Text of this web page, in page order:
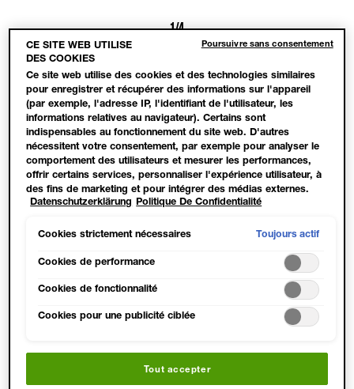
1/4
8 FRAGRANCES IRRÉSISTIBLES
Chacune des nuances est associée à un parfum exclusif,
transformant le maquillage de vos lèvres en une véritable
expérience sensorielle.
CE SITE WEB UTILISE
DES COOKIES
Ce site web utilise des cookies et des technologies similaires
pour enregistrer et récupérer des informations sur l'appareil
(par exemple, l'adresse IP, l'identifiant de l'utilisateur, les
informations relatives au navigateur). Certains sont
indispensables au fonctionnement du site web. D'autres
nécessitent votre consentement, par exemple pour analyser le
comportement des utilisateurs et mesurer les performances,
offrir certains services, personnaliser l'expérience utilisateur, à
des fins de marketing et pour intégrer des médias externes.
Les cookies non indispensables peuvent être acceptés
consentement »). Il est également possible de personnaliser les
choix »). Vous pouvez modifier votre sélection à tout moment
en cliquant sur le lien « Paramètres des cookies ». Pour plus
d'informations, veuillez consulter notre politique de
Datenschutzerklärung Politique De Confidentialité
Cookies strictement nécessaires Toujours actif
Cookies de performance
Cookies de fonctionnalité
Cookies pour une publicité ciblée
Tout accepter
Poursuivre sans consentement